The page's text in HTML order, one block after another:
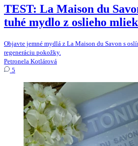
TEST: La Maison du
tuhé mydlo z oslieho
Objavte jemné mydlá z La Maison du Savon s
regeneráciu pokožky.
Petronela Kotlárová
5